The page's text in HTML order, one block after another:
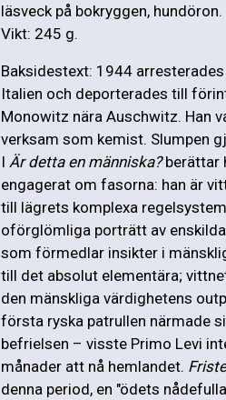
läsveck på bokryggen,
Vikt: 245 g.
Baksidestext: 1944
Italien och deporterades till
Monowitz nära Auschwitz. Han
verksam som kemist. Slumpen
I Är detta en människa?berättar
engagerat om fasorna: han är
till lägrets komplexa
oförglömliga porträtt av
som förmedlar insikter i
till det absolut elementära;
den mänskliga värdighetens
första ryska patrullen närmade
befrielsen – visste Primo Levi
månader att nå hemlandet.
denna period, en "ödets